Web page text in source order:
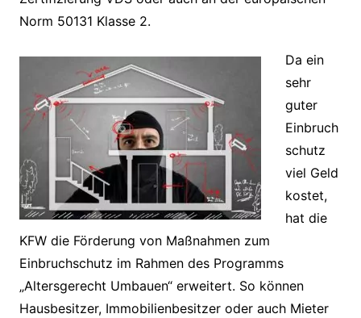
Norm 50131 Klasse 2.
Da ein
sehr
guter
Einbruch
schutz
viel Geld
kostet,
hat die
KFW die Förderung von Maßnahmen zum
Einbruchschutz im Rahmen des Programms
„Altersgerecht Umbauen“ erweitert. So können
Hausbesitzer, Immobilienbesitzer oder auch Mieter